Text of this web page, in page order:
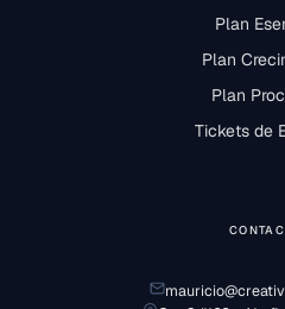
Plan
Plan
Plan
Tickets de